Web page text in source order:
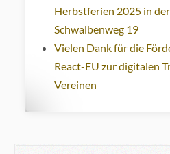
Herbstferien 2025 in
Schwalbenweg 19
Vielen Dank für die
React-EU zur digitalen
Vereinen